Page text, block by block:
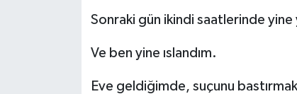
Sonraki gün ikindi saatlerinde yine
Ve ben yine ıslandım.
Eve geldiğimde, suçunu